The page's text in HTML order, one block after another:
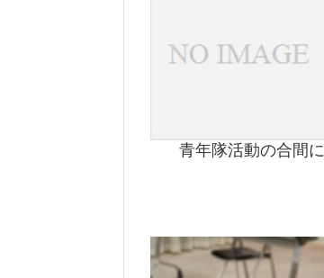
青年隊活動の合間に